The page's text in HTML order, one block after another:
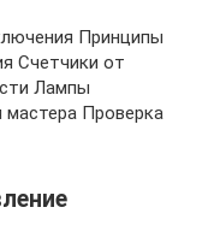
Принципы
Счетчики от
Лампы
мастера Проверка